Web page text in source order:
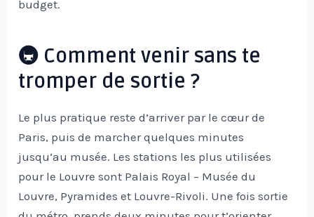
budget.
🚇 Comment venir sans te
tromper de sortie ?
Le plus pratique reste d’arriver par le cœur de
Paris, puis de marcher quelques minutes
jusqu’au musée. Les stations les plus utilisées
pour le Louvre sont Palais Royal – Musée du
Louvre, Pyramides et Louvre-Rivoli. Une fois sortie